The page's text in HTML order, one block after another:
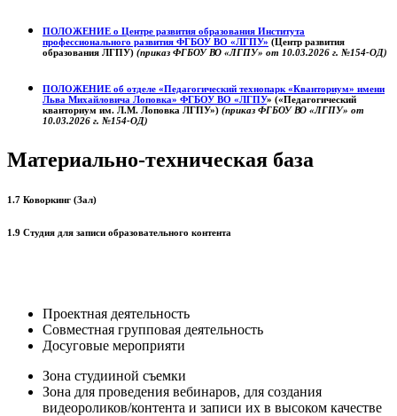
ПОЛОЖЕНИЕ о Центре развития образования Института
профессионального развития ФГБОУ ВО «ЛГПУ» (Центр развития
образования ЛГПУ) (приказ ФГБОУ ВО «ЛГПУ» от 10.03.2026 г. №154-ОД)
ПОЛОЖЕНИЕ об отделе «Педагогический технопарк «Кванториум» имени
Льва Михайловича Лоповка» ФГБОУ ВО «ЛГПУ» («Педагогический
кванториум им. Л.М. Лоповка ЛГПУ») (приказ ФГБОУ ВО «ЛГПУ» от
10.03.2026 г. №154-ОД)
Материально-техническая база
1.7 Коворкинг (Зал)
1.9 Студия для записи образовательного контента
Проектная деятельность
Совместная групповая деятельность
Досуговые мероприяти
Зона студииной съемки
Зона для проведения вебинаров, для создания
видеороликов/контента и записи их в высоком качестве